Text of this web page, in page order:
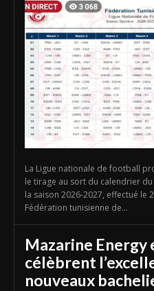
La Ligue nationale de football
le tirage au sort du calendrier
la saison 2026-2027, effectué le
Fédération tunisienne de...
Mazarine Energy
célèbrent
nouveaux